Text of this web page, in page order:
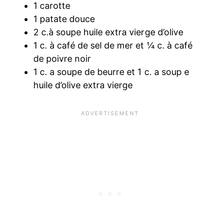
1 carotte
1 patate douce
2 c.à soupe huile extra vierge d’olive
1 c. à café de sel de mer et ¼ c. à café
de poivre noir
1 c. a soupe de beurre et 1 c. a soup e
huile d’olive extra vierge